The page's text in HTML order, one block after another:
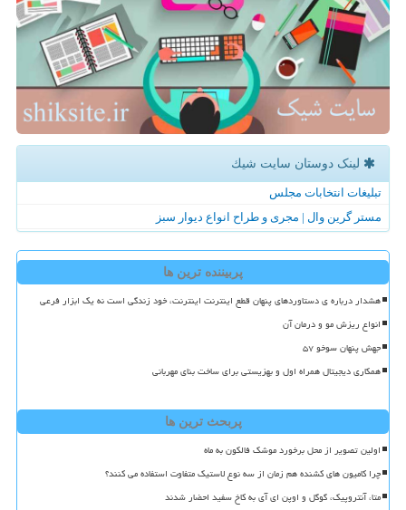
لینک دوستان سایت شیك
تبلیغات انتخابات مجلس
مستر گرین وال | مجری و طراح انواع دیوار سبز
پربیننده ترین ها
هشدار درباره ی دستاوردهای پنهان قطع اینترنت اینترنت، خود زندگی است نه یک ابزار فرعی
انواع ریزش مو و درمان آن
جهش پنهان سوخو ۵۷
همکاری دیجیتال همراه اول و بهزیستی برای ساخت بنای مهربانی
پربحث ترین ها
اولین تصویر از محل برخورد موشک فالکون به ماه
چرا کامیون های کشنده هم زمان از سه نوع لاستیک متفاوت استفاده می کنند؟
متا، آنتروپیک، گوگل و اوپن ای آی به کاخ سفید احضار شدند